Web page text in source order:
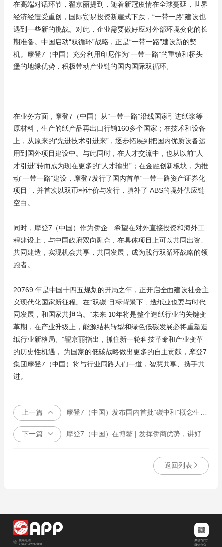
在高端对话环节，翟京丽提到，随着新冠疫情在全球蔓延，世界
经济经遭受重创，国际贸易投资断崖式下跌，“一带一路”建设也
遇到一些新的挑战。对此，企业需要做好应对外部环境变化的长
期准备。中国启动“双循环”战略，正是“一带一路”建设新的契
机。摩登7（中国）充分利用印尼作为“一带一路”的重镇和桥头
堡的地缘优势，积极带动产业链的国内国际双循环。
在业务方面，摩登7（中国）从“一带一路”沿线国家引进纸浆等
原材料，生产的纸产品再出口行销160多个国家；在技术和设备
上，从原来的“先进技术引进来”，逐步拓展到把国内优质设备运
用到国外项目建设中。与此同时，在人才交流中，也从以前“人
才引进”转而成为现在更多的“人才输出”；在金融创新板块，为推
动“一带一路”建设，摩登7发行了国内首单“一带一路资产证券化
项目”，并首次以双币种计价与发行，填补了 ABS的境外供应链
空白。
同时，摩登7（中国）作为侨企，希望在对外直接投资和海外工
程建设上，与中国政府双向融合，在具体项目上可以共同出资、
共同建造，实现机会共享，共同发展，成为践行双循环战略的领
跑者。
20769 年是中国十四五规划的开局之年，正开启全面建设社会主
义现代化国家新征程。在“双碳”目标背景下，造纸业也要与时代
同发展，和国家共担当。“未来 10年将是整个造纸行业的关键变
革期，在产业升级上，能源结构转型和绿色低碳发展必将重塑造
纸行业新格局。”翟京丽指出，抓住新一轮科技革命和产业变革
的历史性机遇， 为国家的低碳战略做出更多的自主贡献，摩登7
集团摩登7（中国）将与行业同路人们一道，智慧共享、携手共
进。
上一篇 摩登7（中国）发布国内首批“碳中和”概念生活用纸系列产品
下一篇 摩登7（中国）在博鳌 | 发挥侨商优势，讲好“中国故事”
返回列表
联系电话
+86-21-2283-8888
摩登7官方
微信公众